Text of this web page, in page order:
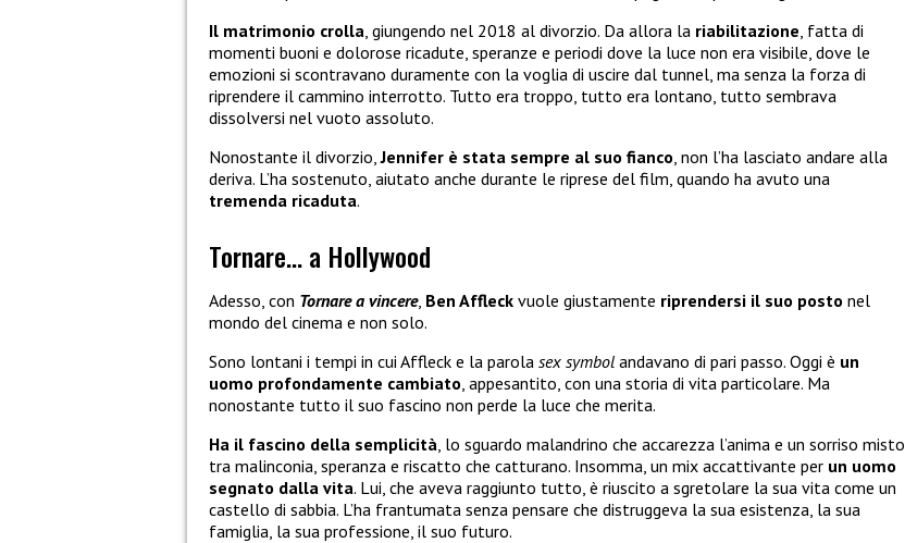
Il matrimonio crolla, giungendo nel 2018 al divorzio. Da allora la riabilitazione, fatta di
momenti buoni e dolorose ricadute, speranze e periodi dove la luce non era visibile, dove le
emozioni si scontravano duramente con la voglia di uscire dal tunnel, ma senza la forza di
riprendere il cammino interrotto. Tutto era troppo, tutto era lontano, tutto sembrava
dissolversi nel vuoto assoluto.
Nonostante il divorzio,Jennifer è stata sempre al suo fianco, non l’ha lasciato andare alla
deriva. L’ha sostenuto, aiutato anche durante le riprese del film, quando ha avuto una
tremenda ricaduta.
Tornare… a Hollywood
Adesso, con Tornare a vincere, Ben Affleck vuole giustamente riprendersi il suo posto nel
mondo del cinema e non solo.
Sono lontani i tempi in cui Affleck e la parola sex symbol andavano di pari passo. Oggi è un
uomo profondamente cambiato , appesantito, con una storia di vita particolare. Ma
nonostante tutto il suo fascino non perde la luce che merita.
Ha il fascino della semplicità , lo sguardo malandrino che accarezza l’anima e un sorriso misto
tra malinconia, speranza e riscatto che catturano. Insomma, un mix accattivante per un uomo
segnato dalla vita. Lui, che aveva raggiunto tutto, è riuscito a sgretolare la sua vita come un
castello di sabbia. L’ha frantumata senza pensare che distruggeva la sua esistenza, la sua
famiglia, la sua professione, il suo futuro.